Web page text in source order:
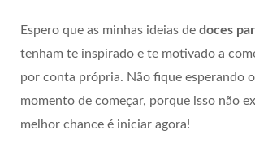
Espero que as minhas ideias de doces
tenham te inspirado e te motivado a
por conta própria. Não fique esperando
momento de começar, porque isso não
melhor chance é iniciar agora!